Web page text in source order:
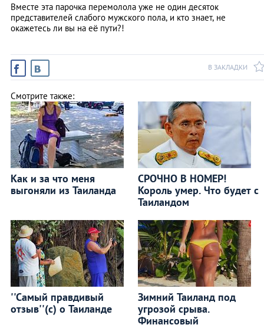
Вместе эта парочка перемолола уже не один десяток
представителей слабого мужского пола, и кто знает, не
окажетесь ли вы на её пути?!
В ЗАКЛАДКИ
Смотрите также:
Как и за что меня
выгоняли из Таиланда
СРОЧНО В НОМЕР!
Король умер. Что будет с
Таиландом
''Самый правдивый
отзыв''(с) о Таиланде
Зимний Таиланд под
угрозой срыва.
Финансовый